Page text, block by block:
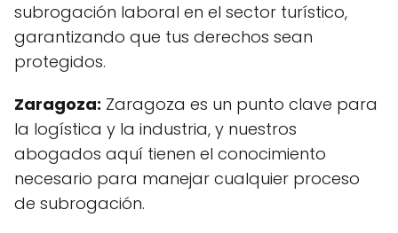
subrogación laboral en el sector turístico,
garantizando que tus derechos sean
protegidos.
Zaragoza: Zaragoza es un punto clave para
la logística y la industria, y nuestros
abogados aquí tienen el conocimiento
necesario para manejar cualquier proceso
de subrogación.